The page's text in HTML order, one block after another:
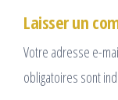
Laisser un
Votre adresse e-
obligatoires sont